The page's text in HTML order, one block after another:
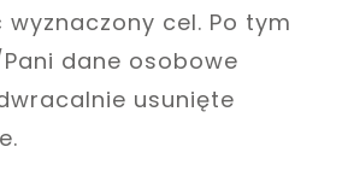
cel. Po tym
dane osobowe
usunięte